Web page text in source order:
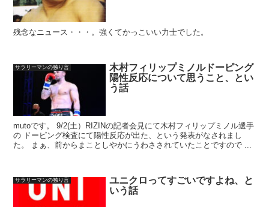
残念なニュース・・・。強くてかっこいい力士でした。
サラリーマンの独り言
木村フィリップミノルドーピング
陽性反応について思うこと、とい
う話
mutoです。 9/2(土）RIZINの記者会見にて木村フィリップミノル選手
の ドーピング検査にて陽性反応が出た、という発表がなされまし
た。 まぁ、前からまことしやかにうわさされていたことですので ...
サラリーマンの独り言
ユニクロってすごいですよね、と
いう話